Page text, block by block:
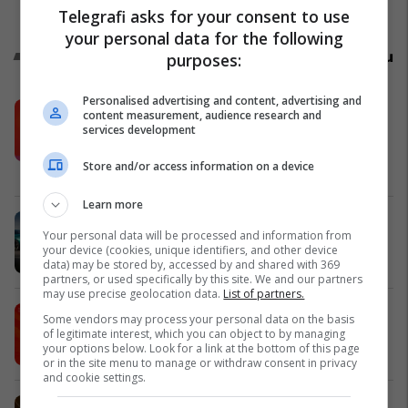
UFC
Reklamo këtu
Këtë herë me kartelë gërvishtëse
plotësisht digjitale dhe mbi 40 mijë
Meridian
të preferuara Peugeot
Peugot Kosova
IPKO vazhdon partneritetin me
Sunny Hill Festival 2026
IPKO
Telegrafi asks for your consent to use
your personal data for the following
purposes:
Personalised advertising and content, advertising and
content measurement, audience research and
services development
Store and/or access information on a device
Learn more
Your personal data will be processed and information from
your device (cookies, unique identifiers, and other device
data) may be stored by, accessed by and shared with 369
partners, or used specifically by this site. We and our partners
may use precise geolocation data. List of partners.
Some vendors may process your personal data on the basis
of legitimate interest, which you can object to by managing
your options below. Look for a link at the bottom of this page
or in the site menu to manage or withdraw consent in privacy
and cookie settings.